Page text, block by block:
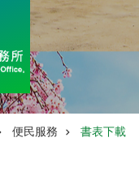
便民服務 書表下載